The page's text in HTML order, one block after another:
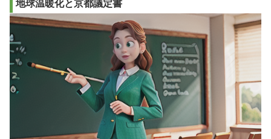
地球温暖化と京都議定書